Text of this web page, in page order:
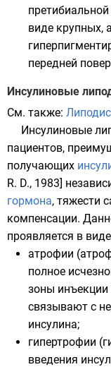
виде крупных,
передней
Инсулиновые
См. также:
Инсулиновые
пациентов,
получающих
R. D., 1983]
гормона, тяжести
компенсации.
проявляется в
атрофии
полное
зоны инъекции
связывают с
инсулина;
гипертрофии
введения